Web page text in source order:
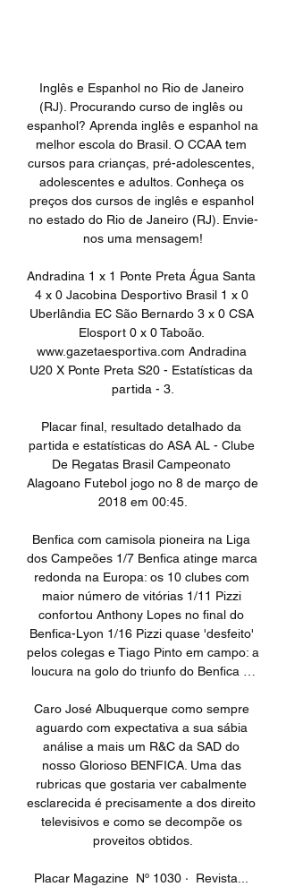
Inglês e Espanhol no Rio de Janeiro
(RJ). Procurando curso de inglês ou
espanhol? Aprenda inglês e espanhol na
melhor escola do Brasil. O CCAA tem
cursos para crianças, pré-adolescentes,
adolescentes e adultos. Conheça os
preços dos cursos de inglês e espanhol
no estado do Rio de Janeiro (RJ). Envie-
nos uma mensagem!
Andradina 1 x 1 Ponte Preta Água Santa
4 x 0 Jacobina Desportivo Brasil 1 x 0
Uberlândia EC São Bernardo 3 x 0 CSA
Elosport 0 x 0 Taboão.
www.gazetaesportiva.com Andradina
U20 X Ponte Preta S20 - Estatísticas da
partida - 3.
Placar final, resultado detalhado da
partida e estatísticas do ASA AL - Clube
De Regatas Brasil Campeonato
Alagoano Futebol jogo no 8 de março de
2018 em 00:45.
Benfica com camisola pioneira na Liga
dos Campeões 1/7 Benfica atinge marca
redonda na Europa: os 10 clubes com
maior número de vitórias 1/11 Pizzi
confortou Anthony Lopes no final do
Benfica-Lyon 1/16 Pizzi quase 'desfeito'
pelos colegas e Tiago Pinto em campo: a
loucura na golo do triunfo do Benfica …
Caro José Albuquerque como sempre
aguardo com expectativa a sua sábia
análise a mais um R&C da SAD do
nosso Glorioso BENFICA. Uma das
rubricas que gostaria ver cabalmente
esclarecida é precisamente a dos direito
televisivos e como se decompõe os
proveitos obtidos.
Placar Magazine  Nº 1030 · ‎ Revista...